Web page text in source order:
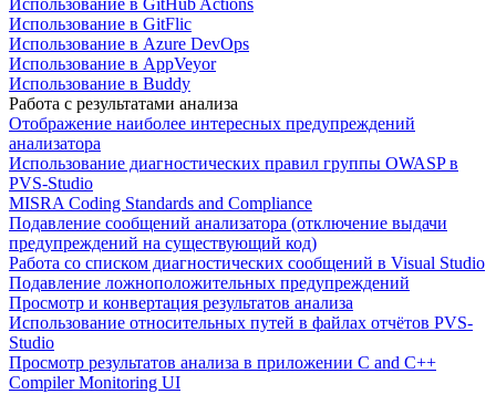
Использование в GitFlic
Использование в Azure DevOps
Использование в AppVeyor
Использование в Buddy
Работа с результатами анализа
Отображение наиболее интересных предупреждений
анализатора
Использование диагностических правил группы OWASP в
PVS-Studio
MISRA Coding Standards and Compliance
Подавление сообщений анализатора (отключение выдачи
предупреждений на существующий код)
Работа со списком диагностических сообщений в Visual Studio
Подавление ложноположительных предупреждений
Просмотр и конвертация результатов анализа
Использование относительных путей в файлах отчётов PVS-
Studio
Просмотр результатов анализа в приложении C and C++
Compiler Monitoring UI